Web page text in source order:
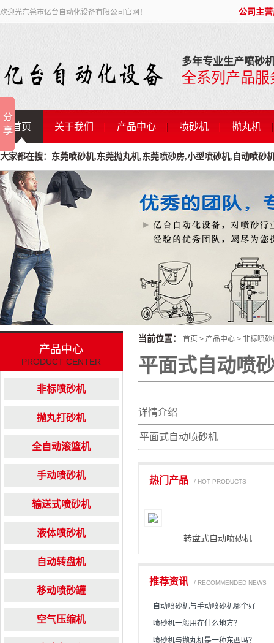
欢迎光东莞市亿台自动化设备有限公司官网！ 公司主
多年专业生产喷砂
全系列产品
首页 关于我们 产品中心 喷砂机 抛丸机
大家都在搜：东莞喷砂机,东莞抛丸机,东莞喷砂房,小型喷砂机,自动喷
当前位置： 首页 > 产品中心 > 非标喷砂
平面式自动喷
详情介绍
平面式自动喷砂机
热门产品 / HOT PRODUCTS
转盘式自动喷砂机
推荐资讯 / RECOMMENDED NEWS
自动喷砂机与手动喷砂机哪个好
喷砂机一般用在什么地方？
喷砂机与抛丸机是一种东西吗？
产品中心
PRODUCT CENTER
非标喷砂机
抛丸打砂机
全自动滚篮机
手动喷砂机
输送式喷砂机
液体喷砂机
自动转盘机
移动喷砂罐
空气压缩机